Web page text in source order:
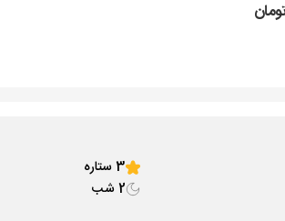
3 ستاره
2 شب